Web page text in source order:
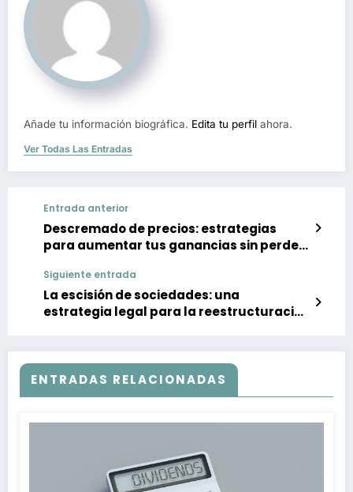
Añade tu información biográfica. Edita tu perfil ahora.
Ver Todas Las Entradas
Entrada anterior
Descremado de precios: estrategias
para aumentar tus ganancias sin perder
Siguiente entrada
La escisión de sociedades: una
estrategia legal para la reestructuración
ENTRADAS RELACIONADAS